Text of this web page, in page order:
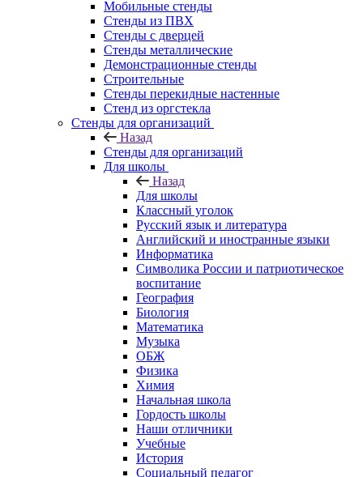
Мобильные стенды
Стенды из ПВХ
Стенды с дверцей
Стенды металлические
Демонстрационные стенды
Строительные
Стенды перекидные настенные
Стенд из оргстекла
Стенды для организаций
Назад
Стенды для организаций
Для школы
Назад
Для школы
Классный уголок
Русский язык и литература
Английский и иностранные языки
Информатика
Символика России и патриотическое
воспитание
География
Биология
Математика
Музыка
ОБЖ
Физика
Химия
Начальная школа
Гордость школы
Наши отличники
Учебные
История
Социальный педагог